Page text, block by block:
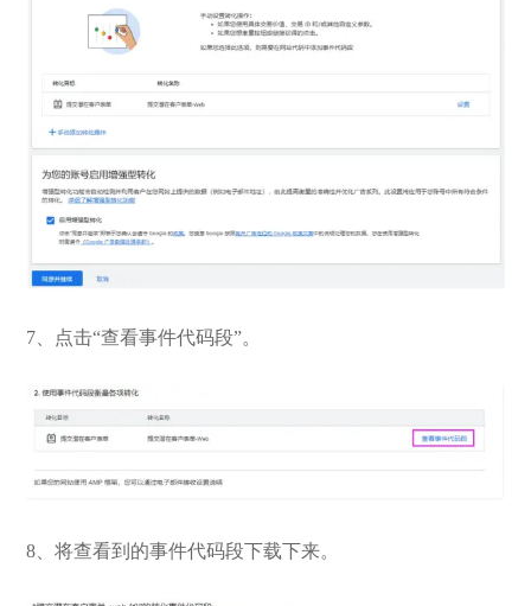
7、点击“查看事件代码段”。
8、将查看到的事件代码段下载下来。